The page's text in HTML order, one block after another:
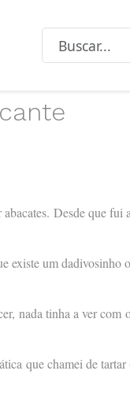
Desde que
existe um dadivosinho
nada tinha a ver
que chamei de